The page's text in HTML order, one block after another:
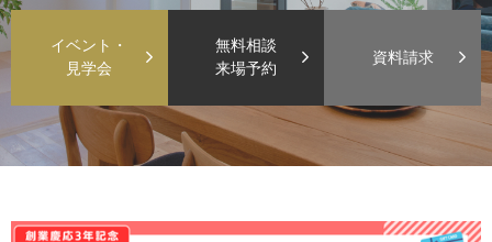
イベント・
見学会
無料相談
来場予約
資料請求